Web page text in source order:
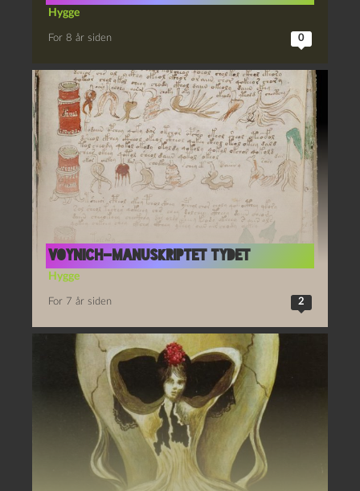
Hygge
For 8 år siden 0
VOYNICH-MANUSKRIPTET TYDET
Hygge
For 7 år siden 2